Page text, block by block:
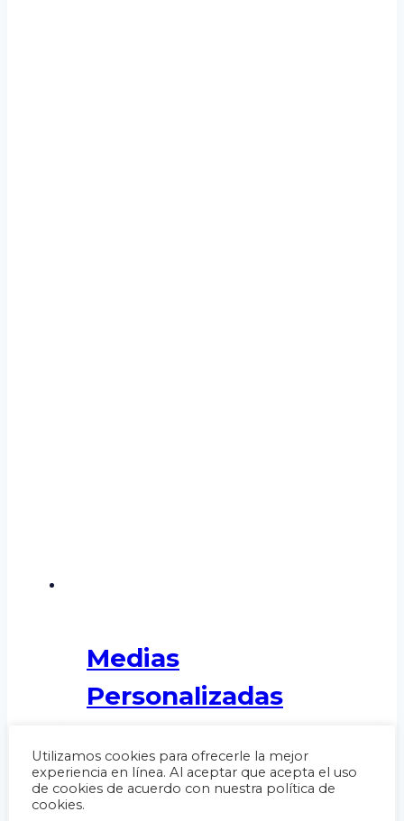
Medias
Personalizadas
Solicitar presupuesto
Este
producto
tiene
Utilizamos cookies para ofrecerle la mejor
experiencia en línea. Al aceptar que acepta el uso
de cookies de acuerdo con nuestra política de
cookies.